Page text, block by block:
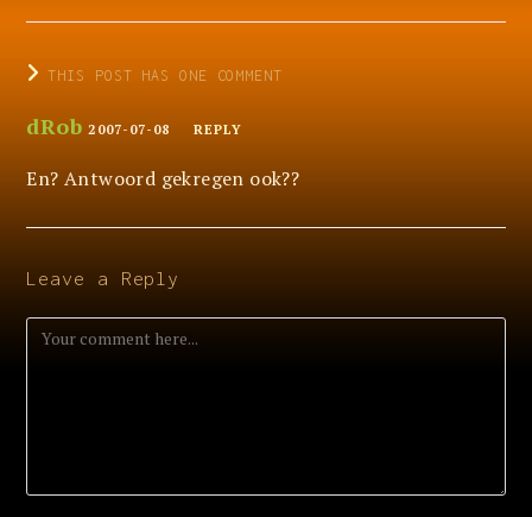
THIS POST HAS ONE COMMENT
dRob 2007-07-08 REPLY
En? Antwoord gekregen ook??
Leave a Reply
Comment